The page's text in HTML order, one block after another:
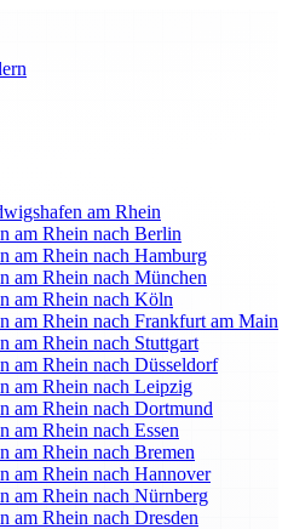
am Rhein
am Rhein nach Berlin
am Rhein nach Hamburg
am Rhein nach München
am Rhein nach Köln
am Rhein nach Frankfurt am Main
am Rhein nach Stuttgart
am Rhein nach Düsseldorf
am Rhein nach Leipzig
am Rhein nach Dortmund
am Rhein nach Essen
am Rhein nach Bremen
am Rhein nach Hannover
am Rhein nach Nürnberg
am Rhein nach Dresden